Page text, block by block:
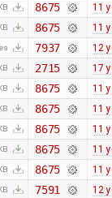
8675 11
8675 11
7937 12
2715 17
8675 11
8675 11
8675 11
8675 11
8675 11
7591 12